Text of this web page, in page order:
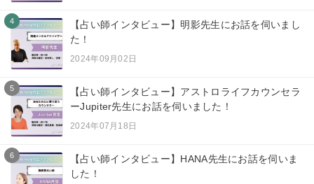
4
【占い師インタビュー】明影先生にお話を伺いまし
た！
2024年09月02日
5
【占い師インタビュー】アストロライフカウンセラ
ーJupiter先生にお話を伺いました！
2024年07月18日
6
【占い師インタビュー】HANA先生にお話を伺いま
した！